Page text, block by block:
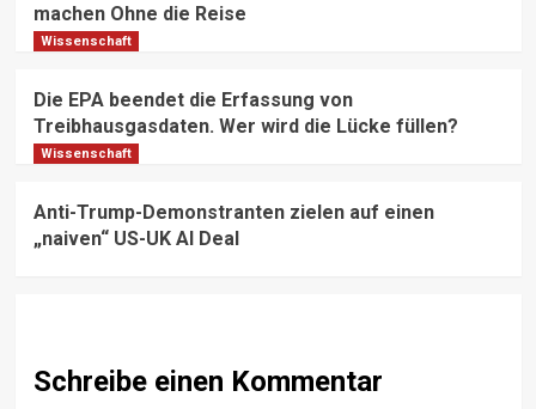
machen Ohne die Reise
Wissenschaft
Die EPA beendet die Erfassung von
Treibhausgasdaten. Wer wird die Lücke füllen?
Wissenschaft
Anti-Trump-Demonstranten zielen auf einen
„naiven“ US-UK AI Deal
Schreibe einen Kommentar